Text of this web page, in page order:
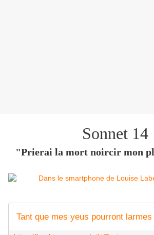
Sonnet 14
"Prierai la mort noircir mon